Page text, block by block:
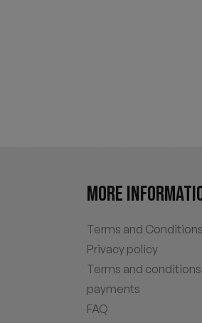
MORE
Terms and Conditions
Privacy policy
Terms and
payments
FAQ